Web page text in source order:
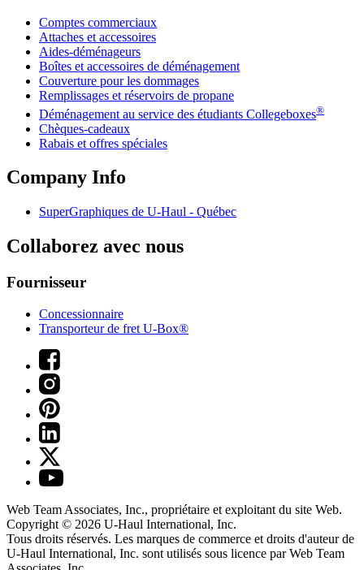
Comptes commerciaux
Attaches et accessoires
Aides-déménageurs
Boîtes et accessoires de déménagement
Couverture pour les dommages
Remplissages et réservoirs de propane
Déménagement au service des étudiants Collegeboxes®
Chèques-cadeaux
Rabais et offres spéciales
Company Info
SuperGraphiques de U-Haul - Québec
Collaborez avec nous
Fournisseur
Concessionnaire
Transporteur de fret U-Box®
Web Team Associates, Inc., propriétaire et exploitant du site Web.
Copyright © 2026 U-Haul International, Inc.
Tous droits réservés. Les marques de commerce et droits d'auteur de
U-Haul International, Inc. sont utilisés sous licence par Web Team